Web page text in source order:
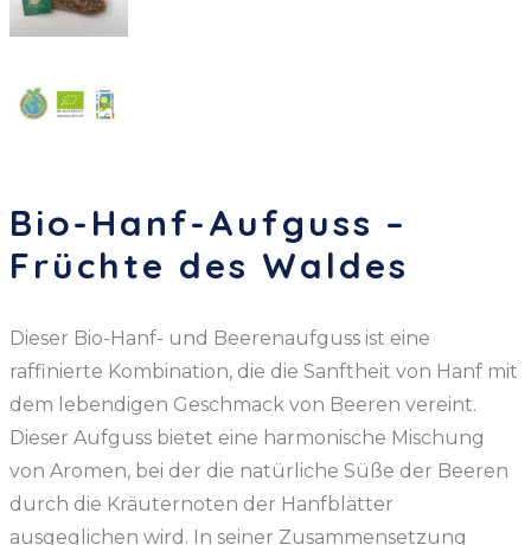
Bio-Hanf-Aufguss –
Früchte des Waldes
Dieser Bio-Hanf- und Beerenaufguss ist eine
raffinierte Kombination, die die Sanftheit von Hanf mit
dem lebendigen Geschmack von Beeren vereint.
Dieser Aufguss bietet eine harmonische Mischung
von Aromen, bei der die natürliche Süße der Beeren
durch die Kräuternoten der Hanfblätter
ausgeglichen wird. In seiner Zusammensetzung